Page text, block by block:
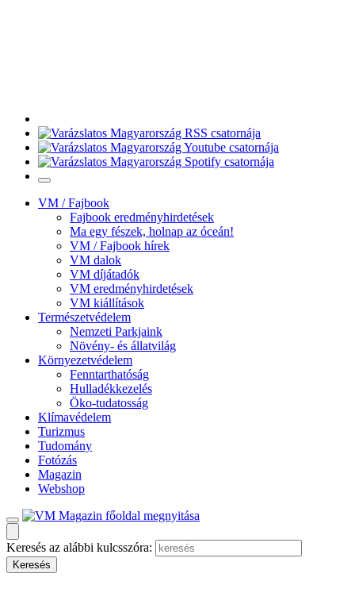
VM / Fajbook
Fajbook eredményhirdetések
Ma egy fészek, holnap az óceán!
VM / Fajbook hírek
VM dalok
VM díjátadók
VM eredményhirdetések
VM kiállítások
Természetvédelem
Nemzeti Parkjaink
Növény- és állatvilág
Környezetvédelem
Fenntarthatóság
Hulladékkezelés
Öko-tudatosság
Klímavédelem
Turizmus
Tudomány
Fotózás
Magazin
Webshop
Keresés az alábbi kulcsszóra: